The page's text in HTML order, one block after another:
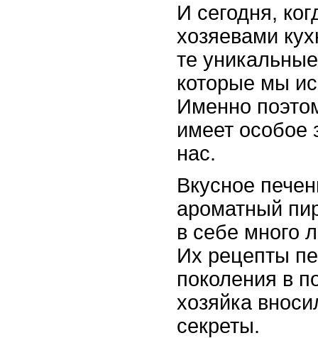
И сегодня,
хозяевами
те
которые мы
Именно
имеет особое
нас.
Вкусное
ароматный
в себе много
Их рецепты
поколения в
хозяйка
секреты.